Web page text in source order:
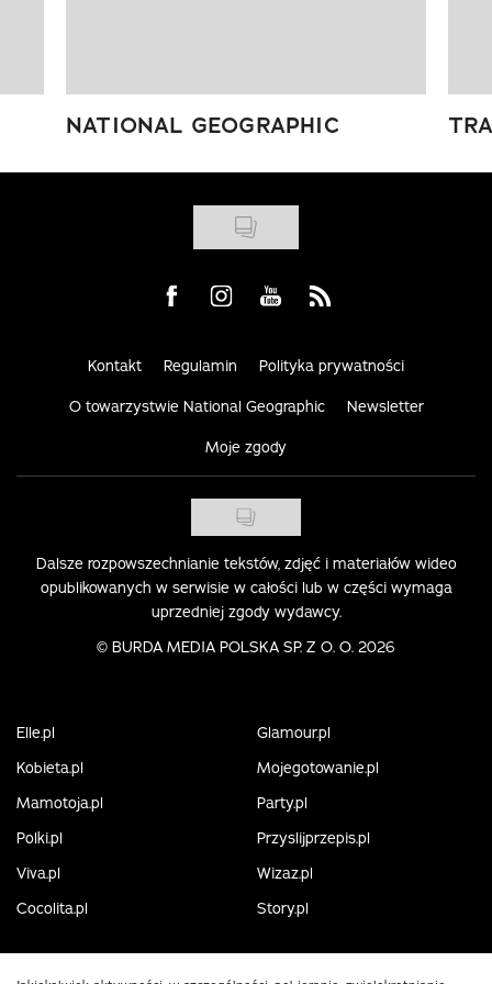
NATIONAL GEOGRAPHIC
Visit us on Facebook
Visit us on Instagram
Visit us on Youtube
Visit us on Rss
Kontakt Regulamin Polityka prywatności
O towarzystwie National Geographic Newsletter
Moje zgody
Dalsze rozpowszechnianie tekstów, zdjęć i materiałów wideo
opublikowanych w serwisie w całości lub w części wymaga
uprzedniej zgody wydawcy.
© BURDA MEDIA POLSKA SP. Z O. O. 2026
Elle.pl
Glamour.pl
Kobieta.pl
Mojegotowanie.pl
Mamotoja.pl
Party.pl
Polki.pl
Przyslijprzepis.pl
Viva.pl
Wizaz.pl
Cocolita.pl
Story.pl